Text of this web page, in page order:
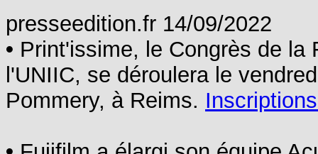
presseedition.fr 14/09/2022
• Print'issime, le Congrès de la
l'UNIIC, se déroulera le
Pommery, à Reims.